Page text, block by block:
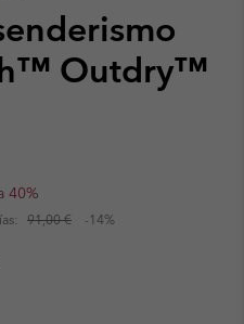
Outdry™
40%
91,00 € -14%